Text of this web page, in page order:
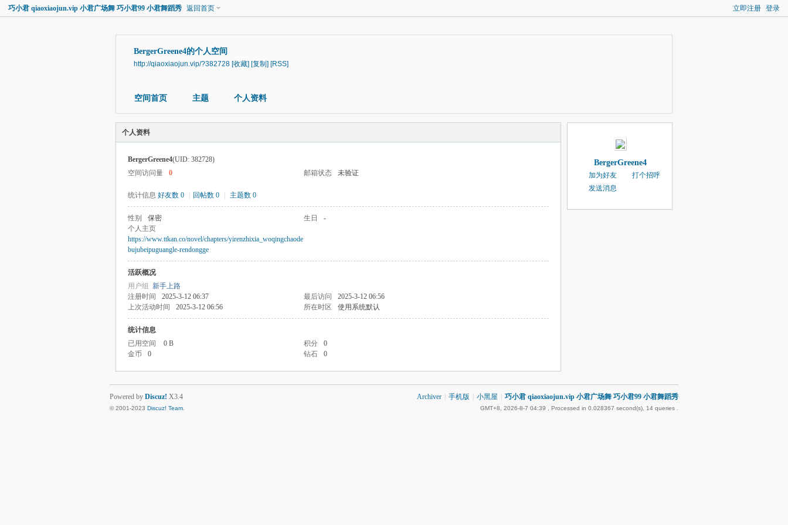
立即注册 登录
巧小君 qiaoxiaojun.vip 小君广场舞 巧小君99 小君舞蹈秀 返回首页
BergerGreene4的个人空间
http://qiaoxiaojun.vip/?382728 [收藏] [复制] [RSS]
空间首页 主题 个人资料
个人资料
BergerGreene4(UID: 382728)
空间访问量
0 邮箱状态 未验证
统计信息 好友数 0 回帖数 0 主题数 0
性别 保密 生日
-
个人主页
https://www.ttkan.co/novel/chapters/yirenzhixia_woqingchaode
bujubeipuguangle-rendongge
活跃概况
用户组 新手上路
注册时间
2025-3-12 06:37 最后访问
2025-3-12 06:56
上次活动时间
2025-3-12 06:56 所在时区 使用系统默认
统计信息
已用空间
0 B 积分
0
金币
0 钻石 0
BergerGreene4
加为好友
打个招呼
发送消息
Archiver 手机版 小黑屋 巧小君 qiaoxiaojun.vip 小君广场舞 巧小君99 小君舞蹈秀
GMT+8, 2026-8-7 04:39 , Processed in 0.028367 second(s), 14 queries .
Powered by Discuz! X3.4
© 2001-2023 Discuz! Team